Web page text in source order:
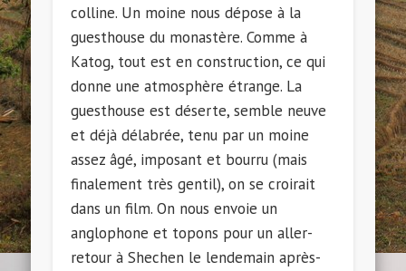
colline. Un moine nous dépose à la
guesthouse du monastère. Comme à
Katog, tout est en construction, ce qui
donne une atmosphère étrange. La
guesthouse est déserte, semble neuve
et déjà délabrée, tenu par un moine
assez âgé, imposant et bourru (mais
finalement très gentil), on se croirait
dans un film. On nous envoie un
anglophone et topons pour un aller-
retour à Shechen le lendemain après-